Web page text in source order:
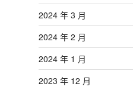
2024 年 3 月
2024 年 2 月
2024 年 1 月
2023 年 12 月